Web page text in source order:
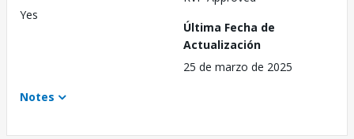
Yes
Última Fecha de
Actualización
25 de marzo de 2025
Notes